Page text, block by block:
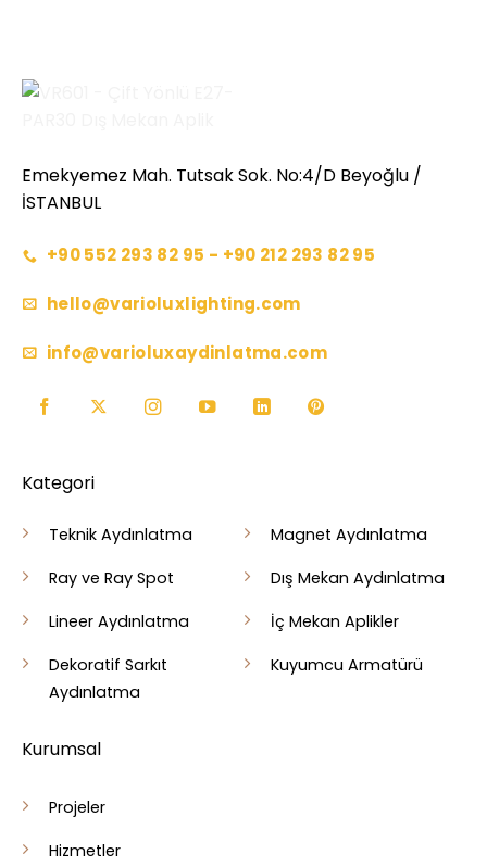
Emekyemez Mah. Tutsak Sok. No:4/D Beyoğlu /
İSTANBUL
+90 552 293 82 95 - +90 212 293 82 95
hello@varioluxlighting.com
info@varioluxaydinlatma.com
Kategori
Teknik Aydınlatma
Ray ve Ray Spot
Lineer Aydınlatma
Dekoratif Sarkıt
Aydınlatma
Magnet Aydınlatma
Dış Mekan Aydınlatma
İç Mekan Aplikler
Kuyumcu Armatürü
Kurumsal
Projeler
Hizmetler